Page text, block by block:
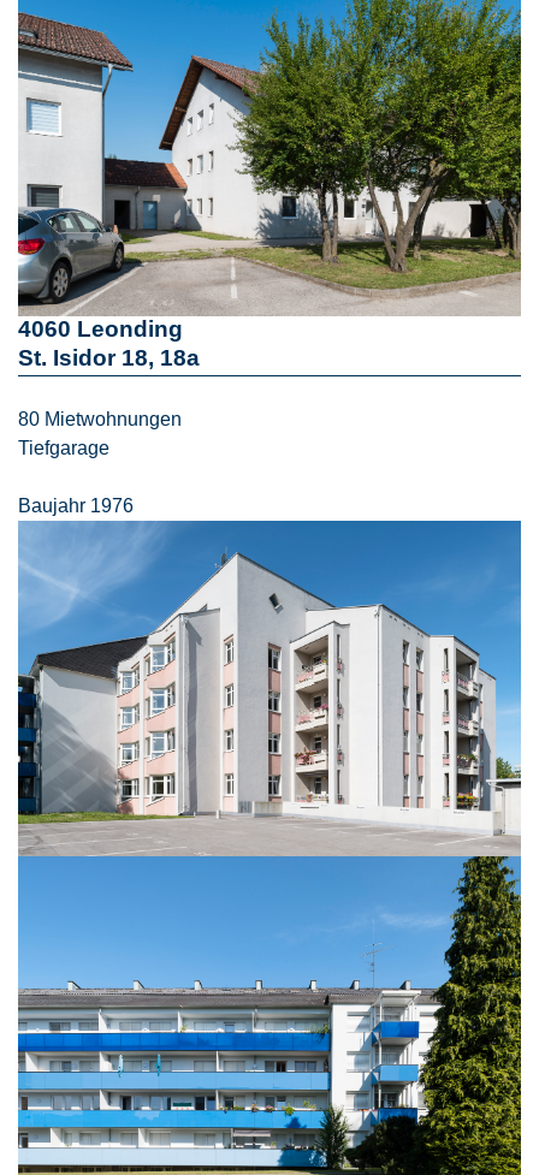
4060 Leonding
St. Isidor 18, 18a
80 Mietwohnungen
Tiefgarage
Baujahr 1976